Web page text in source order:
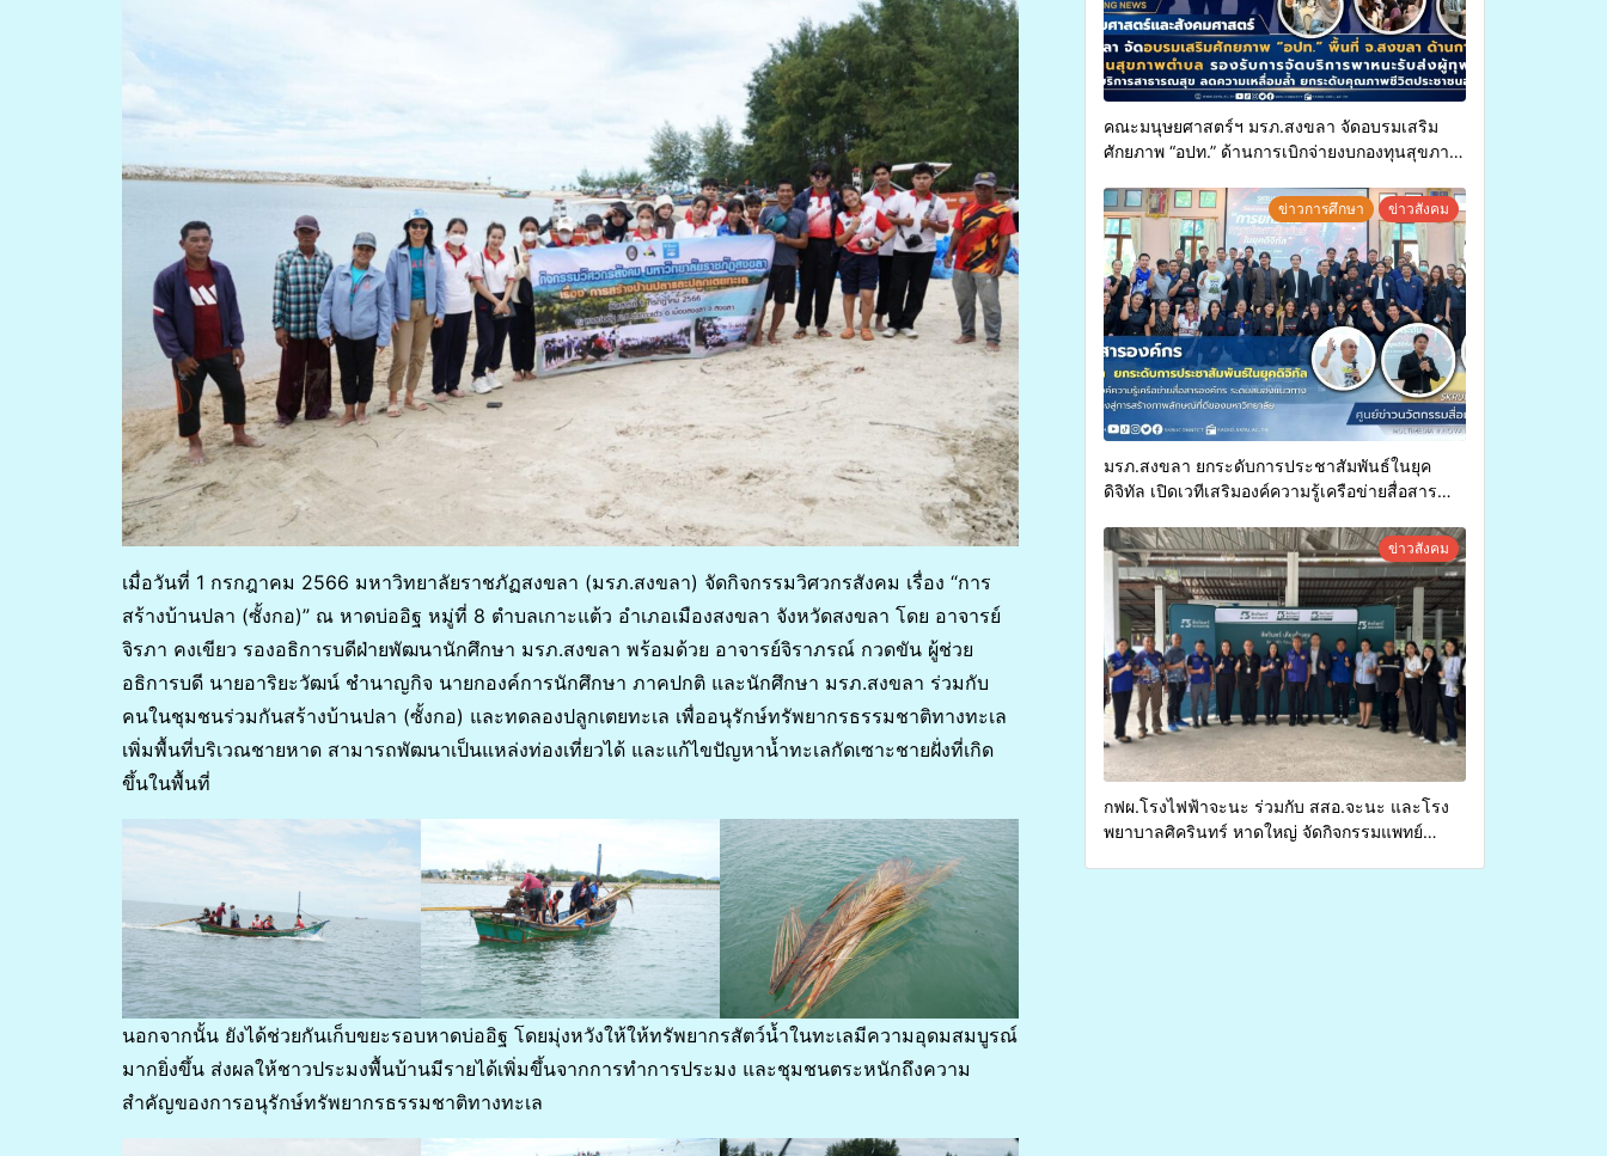
เมื่อวันที่ 1 กรกฎาคม 2566 มหาวิทยาลัยราชภัฏสงขลา (มรภ.สงขลา) จัดกิจกรรมวิศวกรสังคม เรื่อง “การ
สร้างบ้านปลา (ซั้งกอ)” ณ หาดบ่ออิฐ หมู่ที่ 8 ตำบลเกาะแต้ว อำเภอเมืองสงขลา จังหวัดสงขลา โดย อาจารย์
จิรภา คงเขียว รองอธิการบดีฝ่ายพัฒนานักศึกษา มรภ.สงขลา พร้อมด้วย อาจารย์จิราภรณ์ กวดขัน ผู้ช่วย
อธิการบดี นายอาริยะวัฒน์ ชำนาญกิจ นายกองค์การนักศึกษา ภาคปกติ และนักศึกษา มรภ.สงขลา ร่วมกับ
คนในชุมชนร่วมกันสร้างบ้านปลา (ซั้งกอ) และทดลองปลูกเตยทะเล เพื่ออนุรักษ์ทรัพยากรธรรมชาติทางทะเล
เพิ่มพื้นที่บริเวณชายหาด สามารถพัฒนาเป็นแหล่งท่องเที่ยวได้ และแก้ไขปัญหาน้ำทะเลกัดเซาะชายฝั่งที่เกิด
ขึ้นในพื้นที่
นอกจากนั้น ยังได้ช่วยกันเก็บขยะรอบหาดบ่ออิฐ โดยมุ่งหวังให้ให้ทรัพยากรสัตว์น้ำในทะเลมีความอุดมสมบูรณ์
มากยิ่งขึ้น ส่งผลให้ชาวประมงพื้นบ้านมีรายได้เพิ่มขึ้นจากการทำการประมง และชุมชนตระหนักถึงความ
สำคัญของการอนุรักษ์ทรัพยากรธรรมชาติทางทะเล
คณะมนุษยศาสตร์ฯ มรภ.สงขลา จัดอบรมเสริม
ศักยภาพ “อปท.” ด้านการเบิกจ่ายงบกองทุนสุขภาพ
ทุพพลภาพเพื่อเข้ารับบริการสาธารณสุข ลดความ
เหลื่อมล้ำ ยกระดับคุณภาพชีวิตประชาชนอย่าง
ยั่งยืน
ข่าวการศึกษา ข่าวสังคม
มรภ.สงขลา ยกระดับการประชาสัมพันธ์ในยุค
ดิจิทัล เปิดเวทีเสริมองค์ความรู้เครือข่ายสื่อสาร
การสร้างภาพลักษณ์ที่ดีของมหาวิทยาลัยข่าวสังคม
กฟผ.โรงไฟฟ้าจะนะ ร่วมกับ สสอ.จะนะ และโรง
พยาบาลศิครินทร์ หาดใหญ่ จัดกิจกรรมแพทย์